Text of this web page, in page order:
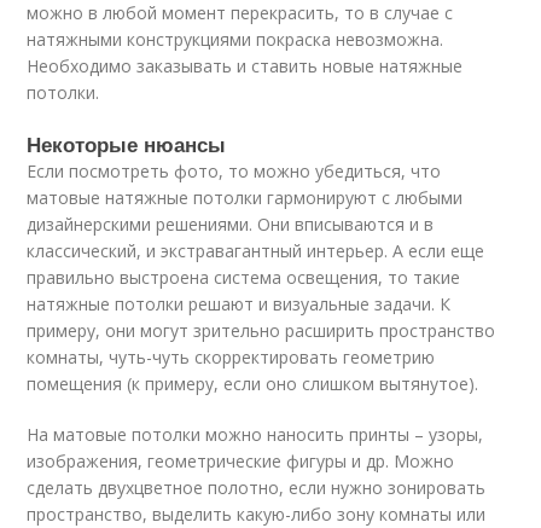
можно в любой момент перекрасить, то в случае с
натяжными конструкциями покраска невозможна.
Необходимо заказывать и ставить новые натяжные
потолки.
Некоторые нюансы
Если посмотреть фото, то можно убедиться, что
матовые натяжные потолки гармонируют с любыми
дизайнерскими решениями. Они вписываются и в
классический, и экстравагантный интерьер. А если еще
правильно выстроена система освещения, то такие
натяжные потолки решают и визуальные задачи. К
примеру, они могут зрительно расширить пространство
комнаты, чуть-чуть скорректировать геометрию
помещения (к примеру, если оно слишком вытянутое).
На матовые потолки можно наносить принты – узоры,
изображения, геометрические фигуры и др. Можно
сделать двухцветное полотно, если нужно зонировать
пространство, выделить какую-либо зону комнаты или